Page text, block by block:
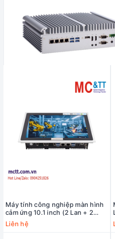
Máy tính công nghiệp màn hình
cảm ứng 10.1 inch (2 Lan + 2
COM) MCTT MPPC-2L2C-10W
Liên hệ